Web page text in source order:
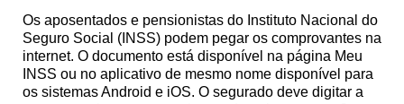
Os aposentados e pensionistas do Instituto Nacional do
Seguro Social (INSS) podem pegar os comprovantes na
internet. O documento está disponível na página Meu
INSS ou no aplicativo de mesmo nome disponível para
os sistemas Android e iOS. O segurado deve digitar a